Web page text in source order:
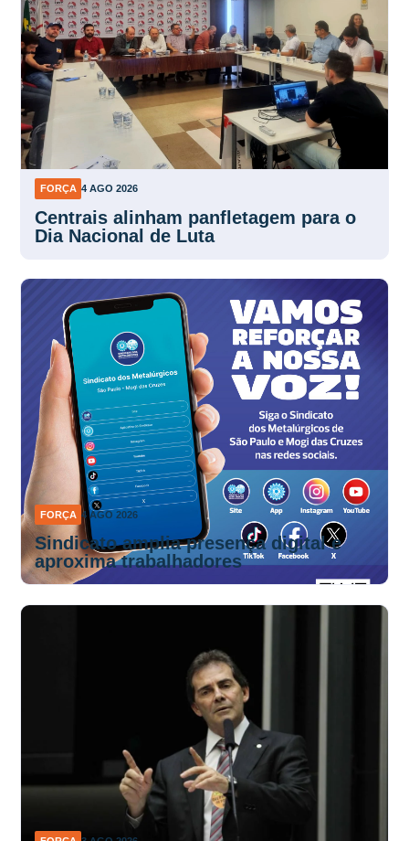
FORÇA 4 AGO 2026
Centrais alinham panfletagem para o
Dia Nacional de Luta
FORÇA 4 AGO 2026
Sindicato amplia presença digital e
aproxima trabalhadores